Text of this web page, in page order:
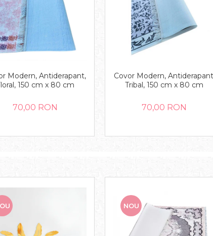
Modern, Antiderapant,
150 cm x 80 cm
70,00 RON
Covor Modern,
Tribal, 150 cm x 80 cm
70,00 RON
NOU